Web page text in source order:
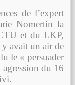
de l’expert
Nomertin la
et du LKP,
y avait un air de
le « persuader
du 16